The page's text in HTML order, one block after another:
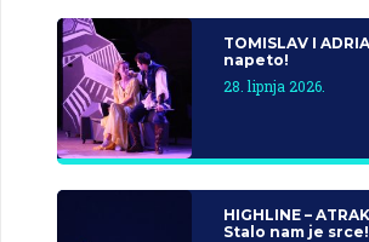
TOMISLAV I
napeto!
28. lipnja 2026.
HIGHLINE –
Stalo nam je srce!